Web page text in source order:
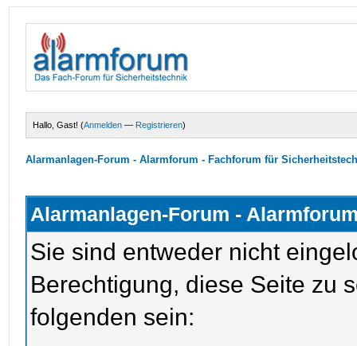
Hallo, Gast! (Anmelden — Registrieren)
Alarmanlagen-Forum - Alarmforum - Fachforum für
Alarmanlagen-Forum -
Sie sind entweder nicht
Berechtigung, diese Seite zu
folgenden sein: